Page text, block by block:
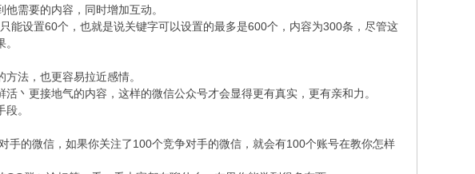
需要的内容，同时增加互动。
设置60个，也就是说关键字可以设置的最多是600个，内容为300条，尽管这
法，也更容易拉近感情。
更接地气的内容，这样的微信公众号才会显得更有真实，更有亲和力。
。
的微信，如果你关注了100个竞争对手的微信，就会有100个账号在教你怎样